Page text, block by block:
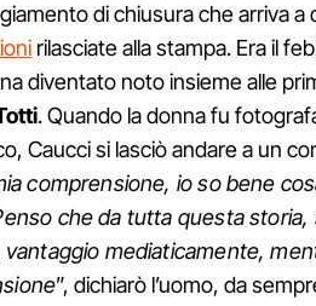
di chiusura che arriva a
rilasciate alla stampa. Era il
diventato noto insieme alle
. Quando la donna fu
Caucci si lasciò andare a un
comprensione, io so bene
che da tutta questa storia,
mediaticamente,
”, dichiarò l’uomo, da